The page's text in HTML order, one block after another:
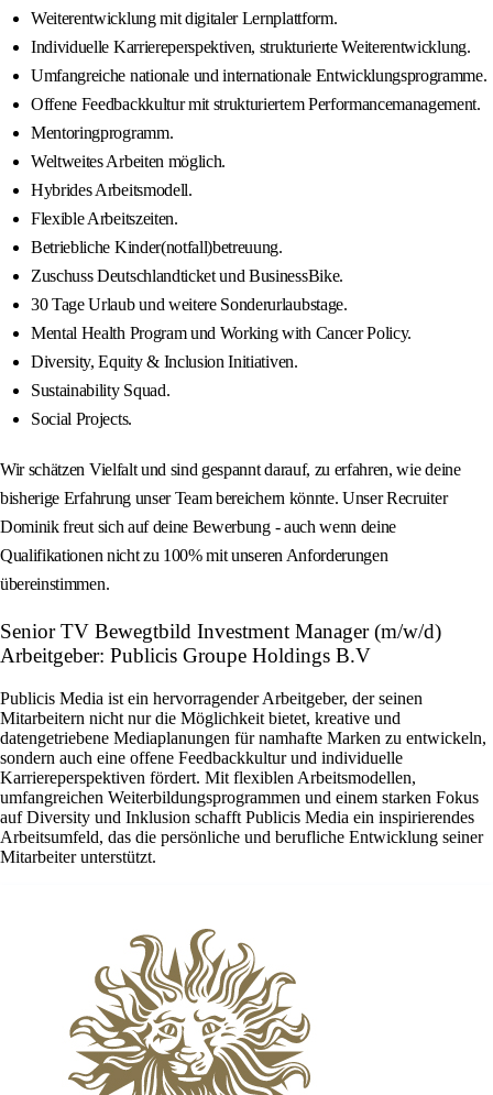
Weiterentwicklung mit digitaler Lernplattform.
Individuelle Karriereperspektiven, strukturierte Weiterentwicklung.
Umfangreiche nationale und internationale Entwicklungsprogramme.
Offene Feedbackkultur mit strukturiertem Performancemanagement.
Mentoringprogramm.
Weltweites Arbeiten möglich.
Hybrides Arbeitsmodell.
Flexible Arbeitszeiten.
Betriebliche Kinder(notfall)betreuung.
Zuschuss Deutschlandticket und BusinessBike.
30 Tage Urlaub und weitere Sonderurlaubstage.
Mental Health Program und Working with Cancer Policy.
Diversity, Equity & Inclusion Initiativen.
Sustainability Squad.
Social Projects.
Wir schätzen Vielfalt und sind gespannt darauf, zu erfahren, wie deine
bisherige Erfahrung unser Team bereichern könnte. Unser Recruiter
Dominik freut sich auf deine Bewerbung - auch wenn deine
Qualifikationen nicht zu 100% mit unseren Anforderungen
übereinstimmen.
Senior TV Bewegtbild Investment Manager (m/w/d)
Arbeitgeber: Publicis Groupe Holdings B.V
Publicis Media ist ein hervorragender Arbeitgeber, der seinen
Mitarbeitern nicht nur die Möglichkeit bietet, kreative und
datengetriebene Mediaplanungen für namhafte Marken zu entwickeln,
sondern auch eine offene Feedbackkultur und individuelle
Karriereperspektiven fördert. Mit flexiblen Arbeitsmodellen,
umfangreichen Weiterbildungsprogrammen und einem starken Fokus
auf Diversity und Inklusion schafft Publicis Media ein inspirierendes
Arbeitsumfeld, das die persönliche und berufliche Entwicklung seiner
Mitarbeiter unterstützt.